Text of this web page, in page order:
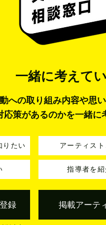
一緒に考えて
への取り組み内容や思
応策があるのかを一緒に
りたい アーティス
指導者を
録 掲載アーテ